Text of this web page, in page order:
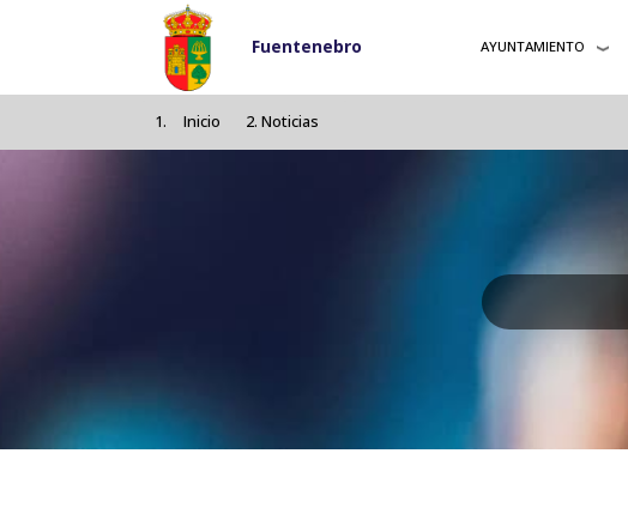
Pasar al contenido principal
Fuentenebro AYUNTAMIENTO
Inicio Noticias